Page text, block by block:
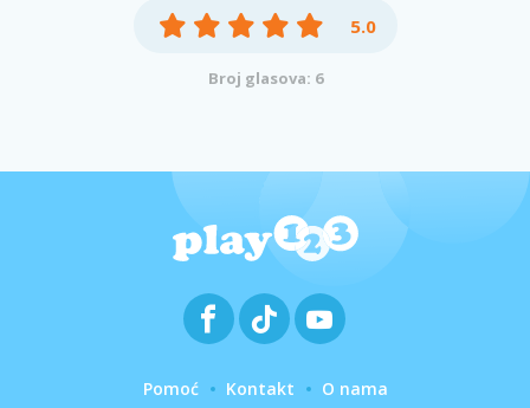
5.0
Broj glasova: 6
Pomoć Kontakt O nama